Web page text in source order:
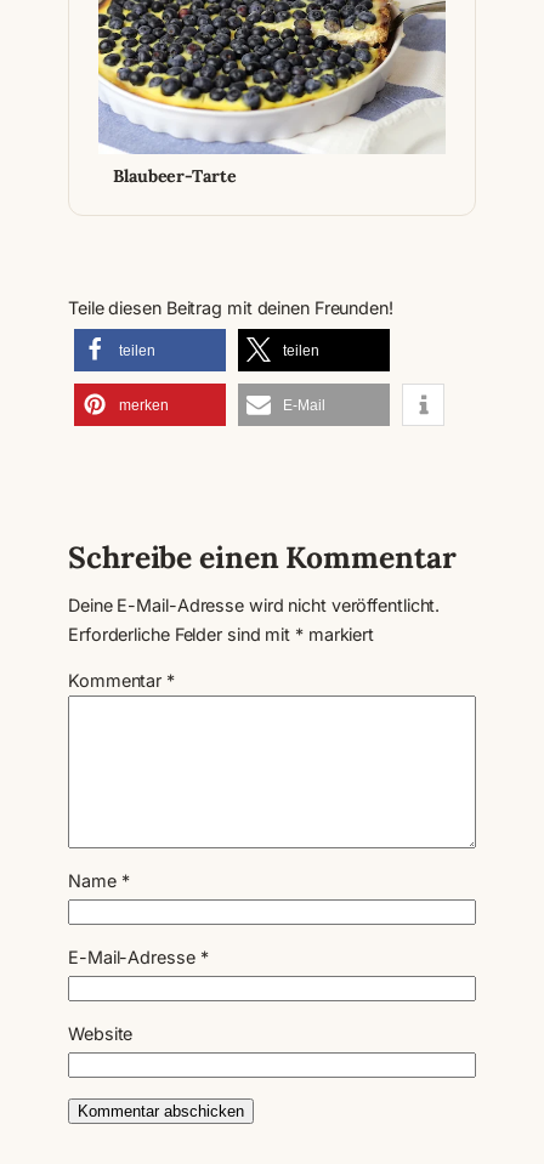
Blaubeer-Tarte
Teile diesen Beitrag mit deinen Freunden!
teilen teilen
merken E-Mail
Schreibe einen Kommentar
Deine E-Mail-Adresse wird nicht veröffentlicht.
Erforderliche Felder sind mit *markiert
Kommentar *
Name *
E-Mail-Adresse *
Website